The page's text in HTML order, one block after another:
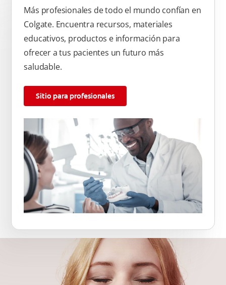
Más profesionales de todo el mundo confían en
Colgate. Encuentra recursos, materiales
educativos, productos e información para
ofrecer a tus pacientes un futuro más
saludable.
Sitio para profesionales